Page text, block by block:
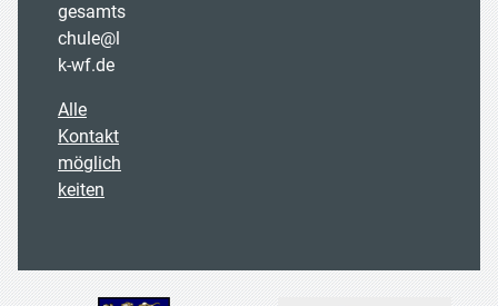
gesamts
chule@l
k-wf.de
Alle
Kontakt
möglich
keiten